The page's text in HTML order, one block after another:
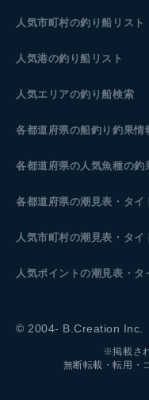
人気市町村の釣り船リスト
人気港の釣り船リスト
人気エリアの釣り船検索
各都道府県の船釣り釣果情
各都道府県の人気魚種の釣
各都道府県の潮見表 ・タイ
人気市町村の潮見表・タイ
人気ポイントの潮見表・タ
© 2004- B.Creation Inc.
※掲載さ
無断転載・転用・